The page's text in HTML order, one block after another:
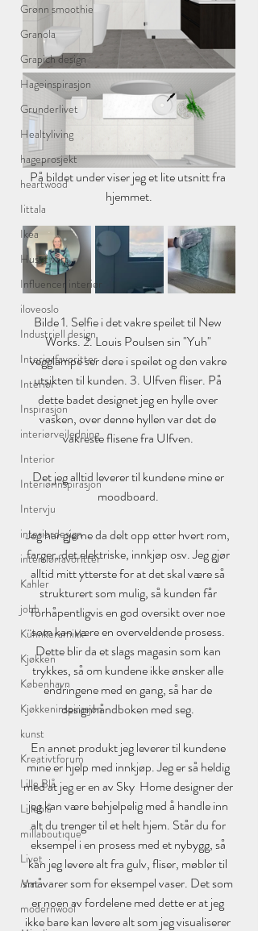
Grønn smoothie
Granola
Grapich design
Hageinspirasjon
Grunderlivet
Healtyliving
hageprosjekt
heartwood
Iittala
Ikea
Huset vårt
Influencer interiør
iloveoslo
Industriell design
Interiørfavoritter
Interiør
Inspirasjon
interiørveiledning
Interior
Interiørinspirasjon
Intervju
interiordesign
interriørfavoritter
Kahler
jobb
Kühnkeramikk
Kjøkken
København
Kjøkkeninspirasjon
kunst
Kreativtforum
Lille Blå
Lilleblå
millaboutique
Livet
Mat
modernwool
På bildet under viser jeg et lite utsnitt fra
hjemmet.
Bilde 1. Selfie i det vakre speilet til New
Works. 2. Louis Poulsen sin "Yuh"
vegglampe ser dere i speilet og den vakre
utsikten til kunden. 3. Ulfven fliser. På
dette badet designet jeg en hylle over
vasken, over denne hyllen var det de
vakreste flisene fra Ulfven.
Det jeg alltid leverer til kundene mine er
moodboard.
Jeg har gjerne da delt opp etter hvert rom,
farger, det elektriske, innkjøp osv. Jeg gjør
alltid mitt ytterste for at det skal være så
strukturert som mulig, så kunden får
forhåpentligvis en god oversikt over noe
som kan være en overveldende prosess.
Dette blir da et slags magasin som kan
trykkes, så om kundene ikke ønsker alle
endringene med en gang, så har de
designhåndboken med seg.
En annet produkt jeg leverer til kundene
mine er hjelp med innkjøp. Jeg er så heldig
med at jeg er en av Sky  Home designer der
jeg kan være behjelpelig med å handle inn
alt du trenger til et helt hjem. Står du for
eksempel i en prosess med et nybygg, så
kan jeg levere alt fra gulv, fliser, møbler til
småvarer som for eksempel vaser. Det som
er noen av fordelene med dette er at jeg
ikke bare kan levere alt som jeg visualiserer